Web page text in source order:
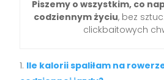
Piszemy o wszystkim, co
codziennym życiu, bez
clickbaitowych
Ile kalorii spaliłam na